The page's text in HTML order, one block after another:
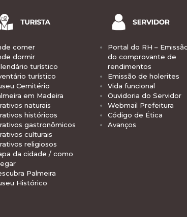
comer
dormir
turístico
turístico
Cemitério
em Madeira
naturais
históricos
gastronômicos
culturais
religiosos
da cidade / como
Palmeira
Histórico
Portal do RH –
do comprovante de
rendimentos
Emissão de holerites
Vida funcional
Ouvidoria do Servidor
Webmail Prefeitura
Código de Ética
Avanços